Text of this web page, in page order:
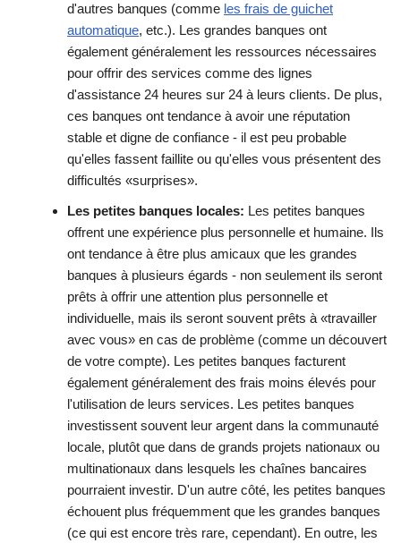
d'autres banques (comme les frais de guichet
automatique, etc.). Les grandes banques ont
également généralement les ressources nécessaires
pour offrir des services comme des lignes
d'assistance 24 heures sur 24 à leurs clients. De plus,
ces banques ont tendance à avoir une réputation
stable et digne de confiance - il est peu probable
qu'elles fassent faillite ou qu'elles vous présentent des
difficultés «surprises».
Les petites banques locales: Les petites banques
offrent une expérience plus personnelle et humaine. Ils
ont tendance à être plus amicaux que les grandes
banques à plusieurs égards - non seulement ils seront
prêts à offrir une attention plus personnelle et
individuelle, mais ils seront souvent prêts à «travailler
avec vous» en cas de problème (comme un découvert
de votre compte). Les petites banques facturent
également généralement des frais moins élevés pour
l'utilisation de leurs services. Les petites banques
investissent souvent leur argent dans la communauté
locale, plutôt que dans de grands projets nationaux ou
multinationaux dans lesquels les chaînes bancaires
pourraient investir. D'un autre côté, les petites banques
échouent plus fréquemment que les grandes banques
(ce qui est encore très rare, cependant). En outre, les